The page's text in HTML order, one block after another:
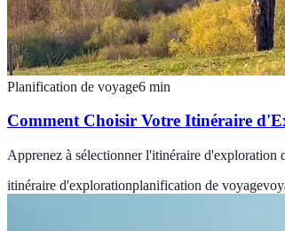
Planification de voyage6 min
Comment Choisir Votre Itinéraire
Apprenez à sélectionner l'itinéraire d'exploration
itinéraire d'explorationplanification de voyage